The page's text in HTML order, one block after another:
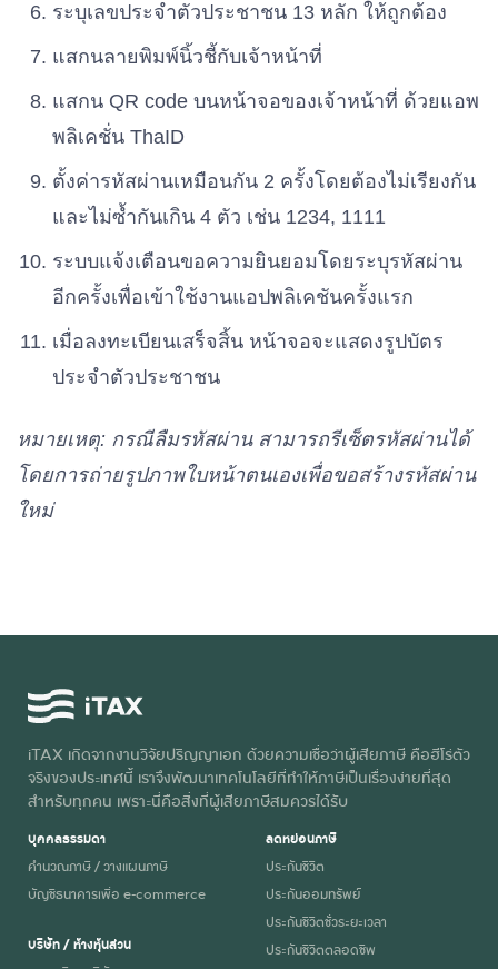
ระบุเลขประจำตัวประชาชน 13 หลัก ให้ถูกต้อง
แสกนลายพิมพ์นิ้วชี้กับเจ้าหน้าที่
แสกน QR code บนหน้าจอของเจ้าหน้าที่ ด้วยแอพ
พลิเคชั่น ThaID
ตั้งค่ารหัสผ่านเหมือนกัน 2 ครั้งโดยต้องไม่เรียงกัน
และไม่ซ้ำกันเกิน 4 ตัว เช่น 1234, 1111
ระบบแจ้งเตือนขอความยินยอมโดยระบุรหัสผ่าน
อีกครั้งเพื่อเข้าใช้งานแอปพลิเคชันครั้งแรก
เมื่อลงทะเบียนเสร็จสิ้น หน้าจอจะแสดงรูปบัตร
ประจำตัวประชาชน
หมายเหตุ: กรณีลืมรหัสผ่าน สามารถรีเซ็ตรหัสผ่านได้
โดยการถ่ายรูปภาพใบหน้าตนเองเพื่อขอสร้างรหัสผ่าน
ใหม่
iTAX เกิดจากงานวิจัยปริญญาเอก ด้วยความเชื่อว่าผู้เสียภาษี คือฮีโร่ตัว
จริงของประเทศนี้ เราจึงพัฒนาเทคโนโลยีที่ทำให้ภาษีเป็นเรื่องง่ายที่สุด
สำหรับทุกคน เพราะนี่คือสิ่งที่ผู้เสียภาษีสมควรได้รับ
บุคคลธรรมดา
คำนวณภาษี / วางแผนภาษี
บัญชีธนาคารเพื่อ e-commerce
บริษัท / ห้างหุ้นส่วน
ลดหย่อนภาษี
ประกันชีวิต
ประกันออมทรัพย์
ประกันชีวิตชั่วระยะเวลา
ประกันชีวิตตลอดชีพ